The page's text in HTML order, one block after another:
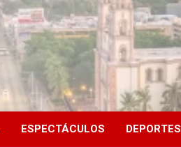
ESPECTÁCULOS DEPORTES